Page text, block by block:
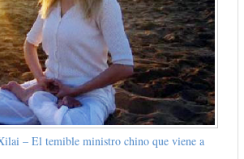
– El temible ministro chino que viene a